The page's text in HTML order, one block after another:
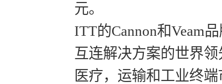
元。
ITT的Cannon和Veam
互连解决方案的世界
医疗，运输和工业终